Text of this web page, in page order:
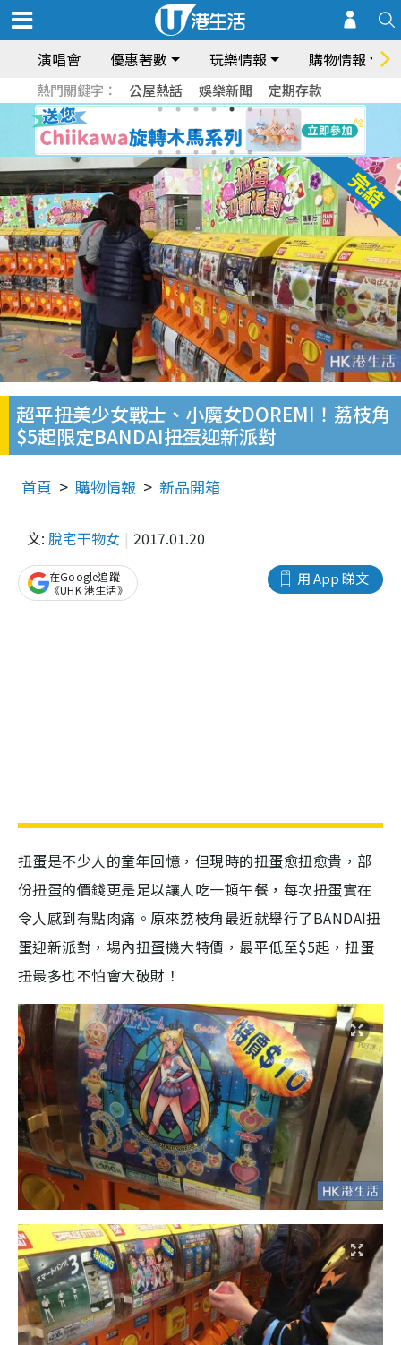
演唱會 優惠著數 玩樂情報 購物情報
熱門關鍵字： 公屋熱話 娛樂新聞 定期存款
超平扭美少女戰士、小魔女DOREMI！荔枝角
$5起限定BANDAI扭蛋迎新派對
首頁 購物情報 新品開箱
文: 脫宅干物女 2017.01.20
用 App 睇文
在Google追蹤
《UHK 港生活》
扭蛋是不少人的童年回憶，但現時的扭蛋愈扭愈貴，部
份扭蛋的價錢更是足以讓人吃一頓午餐，每次扭蛋實在
令人感到有點肉痛。原來荔枝角最近就舉行了BANDAI扭
蛋迎新派對，場內扭蛋機大特價，最平低至$5起，扭蛋
扭最多也不怕會大破財！